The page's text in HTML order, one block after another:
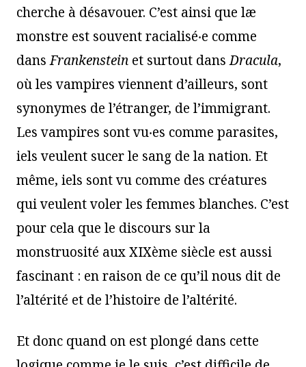
cherche à désavouer. C’est ainsi que læ
monstre est souvent racialisé‧e comme
dansFrankenstein et surtout dansDracula,
où les vampires viennent d’ailleurs, sont
synonymes de l’étranger, de l’immigrant.
Les vampires sont vu‧es comme parasites,
iels veulent sucer le sang de la nation. Et
même, iels sont vu comme des créatures
qui veulent voler les femmes blanches. C’est
pour cela que le discours sur la
monstruosité aux XIXème siècle est aussi
fascinant : en raison de ce qu’il nous dit de
l’altérité et de l’histoire de l’altérité.
Et donc quand on est plongé dans cette